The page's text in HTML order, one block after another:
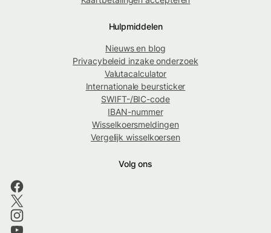
Hulpmiddelen
Nieuws en blog
Privacybeleid inzake onderzoek
Valutacalculator
Internationale beursticker
SWIFT-/BIC-code
IBAN-nummer
Wisselkoersmeldingen
Vergelijk wisselkoersen
Volg ons